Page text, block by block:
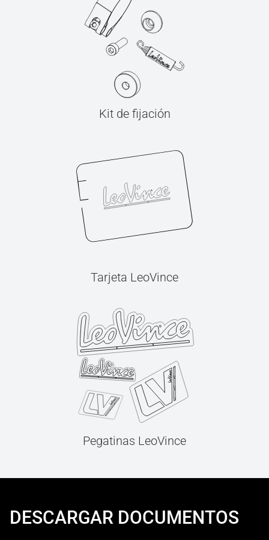
Kit de fijación
Tarjeta LeoVince
Pegatinas LeoVince
DESCARGAR DOCUMENTOS